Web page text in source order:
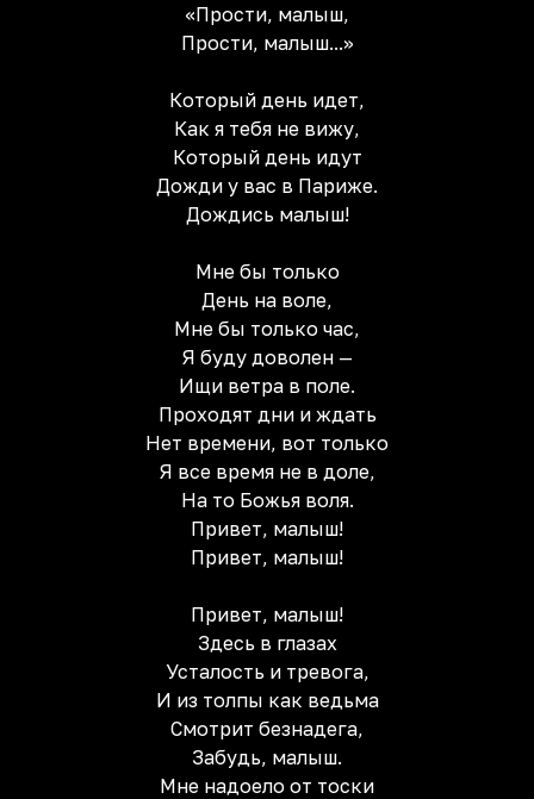
«Прости, малыш,
Прости, малыш...»
Который день идет,
Как я тебя не вижу,
Который день идут
Дожди у вас в Париже.
Дождись малыш!
Мне бы только
День на воле,
Мне бы только час,
Я буду доволен —
Ищи ветра в поле.
Проходят дни и ждать
Нет времени, вот только
Я все время не в доле,
Hа то Божья воля.
Привет, малыш!
Привет, малыш!
Привет, малыш!
Здесь в глазах
Усталость и тревога,
И из толпы как ведьма
Смотрит безнадега,
Забудь, малыш.
Мне надоело от тоски